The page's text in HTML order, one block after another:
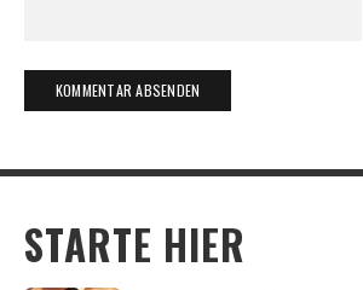
STARTE HIER